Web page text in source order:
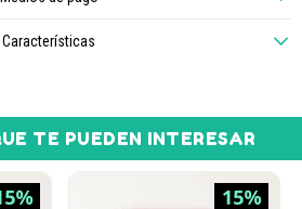
Características
TE PUEDEN INTERESAR